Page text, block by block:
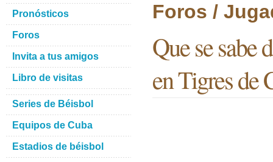
Foros /
Que se sabe
en Tigres de
Pronósticos
Foros
Invita a tus amigos
Libro de visitas
Series de Béisbol
Equipos de Cuba
Estadios de béisbol